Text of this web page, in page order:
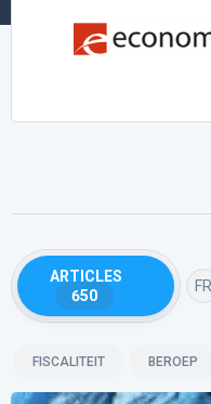
ARTICLES
650
FR
FISCALITEIT BEROEP